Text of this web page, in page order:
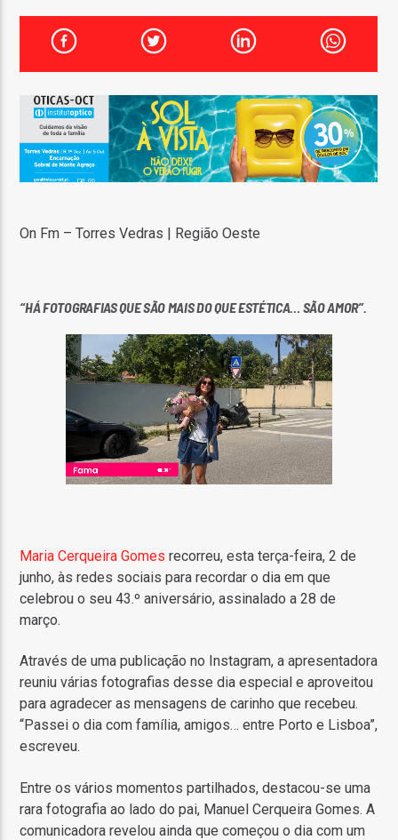
FAIXA ATUAL
On Fm – Torres Vedras | Região Oeste
“HÁ FOTOGRAFIAS QUE SÃO MAIS DO QUE ESTÉTICA… SÃO AMOR”.
Maria Cerqueira Gomes recorreu, esta terça-feira, 2 de
junho, às redes sociais para recordar o dia em que
celebrou o seu 43.º aniversário, assinalado a 28 de
março.
Através de uma publicação no Instagram, a apresentadora
reuniu várias fotografias desse dia especial e aproveitou
para agradecer as mensagens de carinho que recebeu.
“Passei o dia com família, amigos… entre Porto e Lisboa”,
escreveu.
Entre os vários momentos partilhados, destacou-se uma
rara fotografia ao lado do pai, Manuel Cerqueira Gomes. A
comunicadora revelou ainda que começou o dia com um